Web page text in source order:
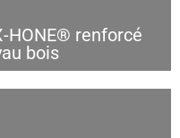
HONE® renforcé
bois